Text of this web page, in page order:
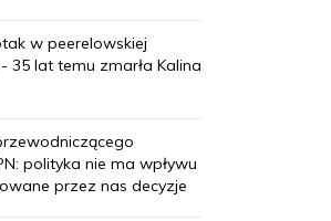
w peerelowskiej
35 lat temu zmarła Kalina
polityka nie ma wpływu
przez nas decyzje